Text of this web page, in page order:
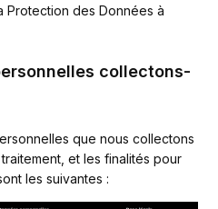
Protection des Données à
collectons-
que nous collectons
et les finalités pour
les suivantes :